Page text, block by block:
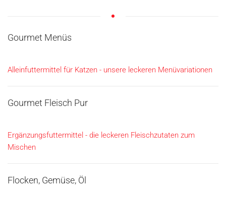
Gourmet Menüs
Alleinfuttermittel für Katzen - unsere leckeren Menüvariationen
Gourmet Fleisch Pur
Ergänzungsfuttermittel - die leckeren Fleischzutaten zum
Mischen
Flocken, Gemüse, Öl